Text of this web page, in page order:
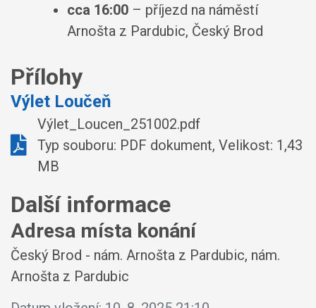
cca 16:00 – příjezd na náměstí
Arnošta z Pardubic, Český Brod
Přílohy
Výlet Loučeň
Výlet_Loucen_251002.pdf
Typ souboru: PDF dokument, Velikost: 1,43
MB
Další informace
Adresa místa konání
Český Brod - nám. Arnošta z Pardubic, nám.
Arnošta z Pardubic